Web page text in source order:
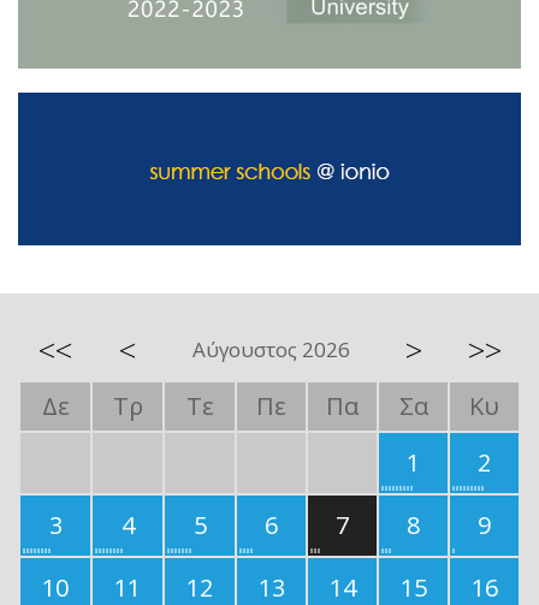
<< < Αύγουστος 2026 > >>
Δε Τρ Τε Πε Πα Σα
Κυ
1
2
3
4 5 6 7 8
9
10
11 12 13 14 15
16